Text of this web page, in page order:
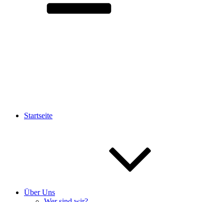
Startseite
Über Uns